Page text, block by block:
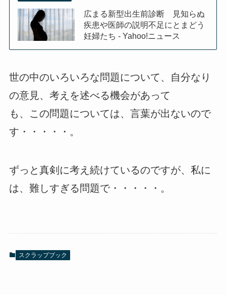
広まる新型出生前診断 見知らぬ
疾患や医師の説明不足にとまどう
妊婦たち - Yahoo!ニュース
世の中のいろいろな問題について、自分なり
の意見、考えを述べる機会があって
も、この問題については、言葉が出ないので
す・・・・・。
ずっと真剣に考え続けているのですが、私に
は、難しすぎる問題で・・・・・。
スクラップブック